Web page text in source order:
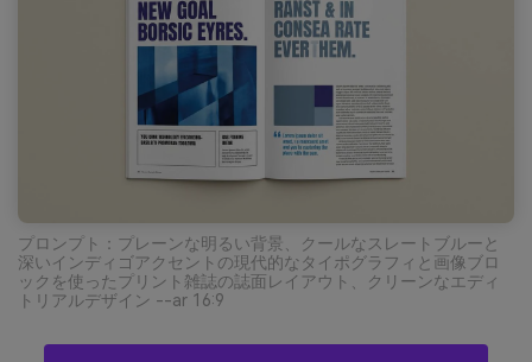
プロンプト：プレーンな明るい背景、クールなスレートブルーと
深いインディゴアクセントの現代的なタイポグラフィと画像ブロ
ックを使ったプリント雑誌の誌面レイアウト、クリーンなエディ
トリアルデザイン --ar 16:9